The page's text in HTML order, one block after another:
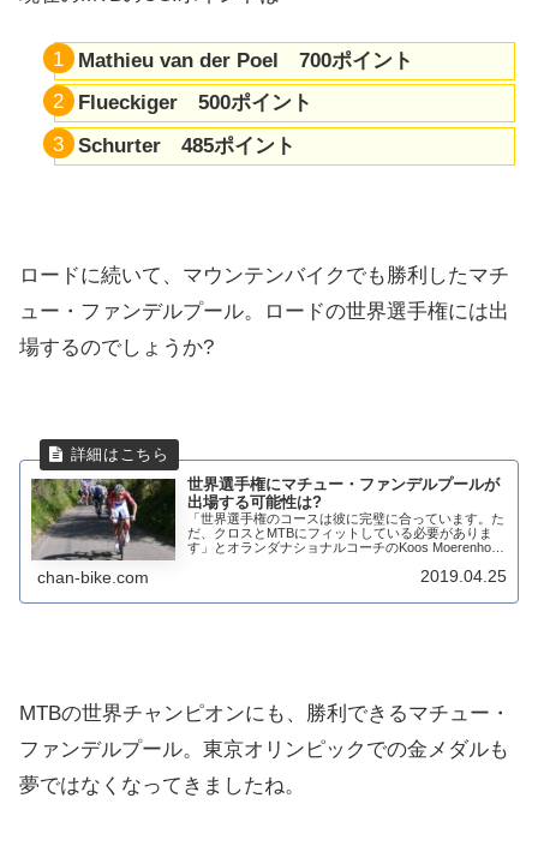
Mathieu van der Poel 700ポイント
Flueckiger 500ポイント
Schurter 485ポイント
ロードに続いて、マウンテンバイクでも勝利したマチ
ュー・ファンデルプール。ロードの世界選手権には出
場するのでしょうか?
世界選手権にマチュー・ファンデルプールが
出場する可能性は?
「世界選手権のコースは彼に完璧に合っています。た
だ、クロスとMTBにフィットしている必要がありま
す」とオランダナショナルコーチのKoos Moerenhout
chan-bike.com 2019.04.25
MTBの世界チャンピオンにも、勝利できるマチュー・
ファンデルプール。東京オリンピックでの金メダルも
夢ではなくなってきましたね。